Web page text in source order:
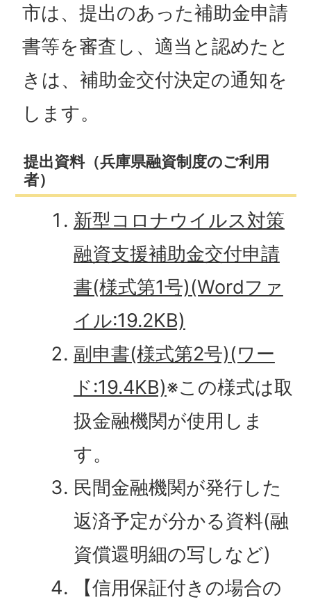
市は、提出のあった補助金申請
書等を審査し、適当と認めたと
きは、補助金交付決定の通知を
します。
提出資料（兵庫県融資制度のご利用
者）
新型コロナウイルス対策
融資支援補助金交付申請
書(様式第1号)(Wordファ
イル:19.2KB)
副申書(様式第2号)(ワー
ド:19.4KB)※この様式は取
扱金融機関が使用しま
す。
民間金融機関が発行した
返済予定が分かる資料(融
資償還明細の写しなど)
【信用保証付きの場合の